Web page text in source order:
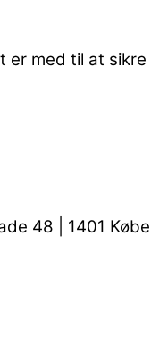
med til at
48 | 1401